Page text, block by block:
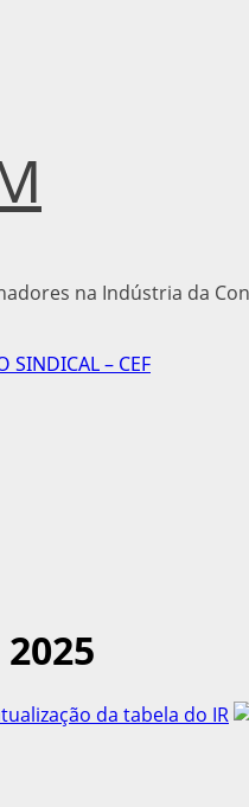
na Indústria da
SINDICAL – CEF
da tabela do IR